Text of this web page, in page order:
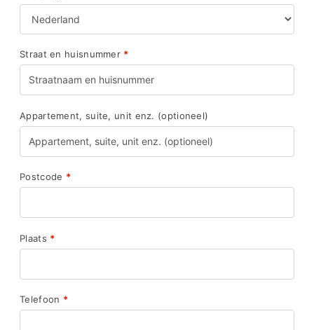
Straat en huisnummer *
Appartement, suite, unit enz. (optioneel)
Postcode *
Plaats *
Telefoon *